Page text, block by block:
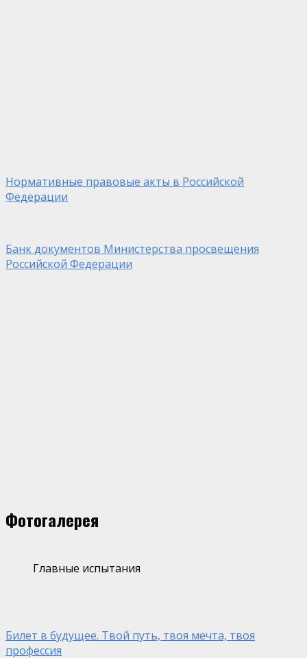
Нормативные правовые акты в Российской
Федерации
Банк документов Министерства просвещения
Российской Федерации
Фотогалерея
Главные испытания
Билет в будущее. Твой путь, твоя мечта, твоя
профессия